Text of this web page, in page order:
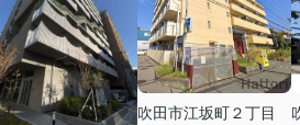
吹田市江坂町２丁目